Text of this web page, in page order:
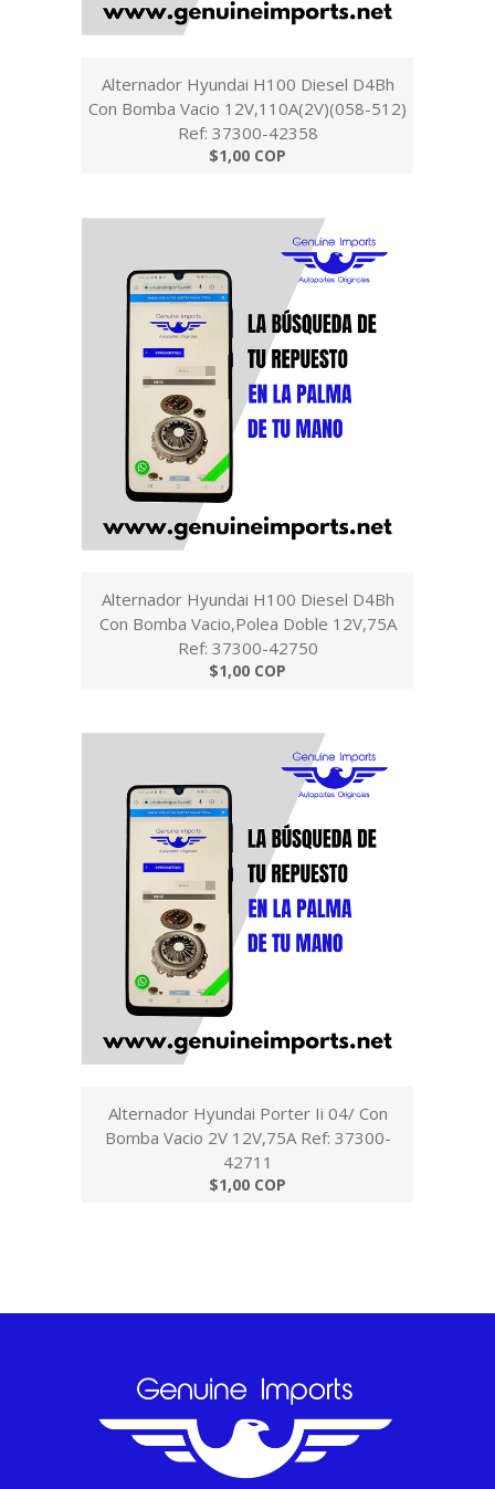
Alternador Hyundai H100 Diesel D4Bh
Con Bomba Vacio 12V,110A(2V)(058-512)
Ref: 37300-42358
$1,00 COP
Alternador Hyundai H100 Diesel D4Bh
Con Bomba Vacio,Polea Doble 12V,75A
Ref: 37300-42750
$1,00 COP
Alternador Hyundai Porter Ii 04/ Con
Bomba Vacio 2V 12V,75A Ref: 37300-
42711
$1,00 COP